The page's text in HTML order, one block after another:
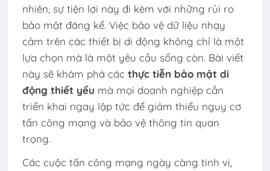
nhiên, sự tiện lợi này đi kèm với những rủi ro
bảo mật đáng kể. Việc bảo vệ dữ liệu nhạy
cảm trên các thiết bị di động không chỉ là một
lựa chọn mà là một yêu cầu sống còn. Bài viết
này sẽ khám phá các thực tiễn bảo mật di
động thiết yếu mà mọi doanh nghiệp cần
triển khai ngay lập tức để giảm thiểu nguy cơ
tấn công mạng và bảo vệ thông tin quan
trọng.
Các cuộc tấn công mạng ngày càng tinh vi,